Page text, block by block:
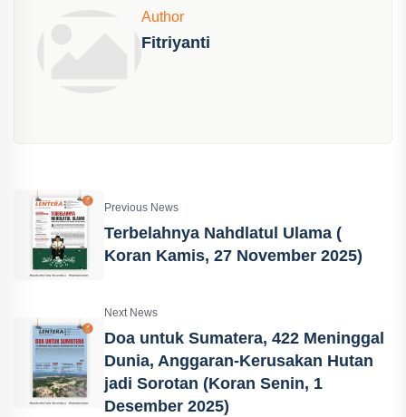
Author
Fitriyanti
Previous News
Terbelahnya Nahdlatul Ulama (
Koran Kamis, 27 November 2025)
Next News
Doa untuk Sumatera, 422 Meninggal
Dunia, Anggaran-Kerusakan Hutan
jadi Sorotan (Koran Senin, 1
Desember 2025)